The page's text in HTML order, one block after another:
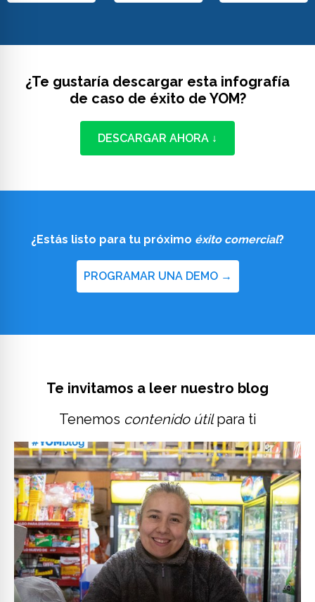
¿Te gustaría descargar esta infografía
de caso de éxito de YOM?
DESCARGAR AHORA ↓
¿Estás listo para tu próximo éxito comercial?
PROGRAMAR UNA DEMO →
Te invitamos a leer nuestro blog
Tenemos contenido útilpara ti